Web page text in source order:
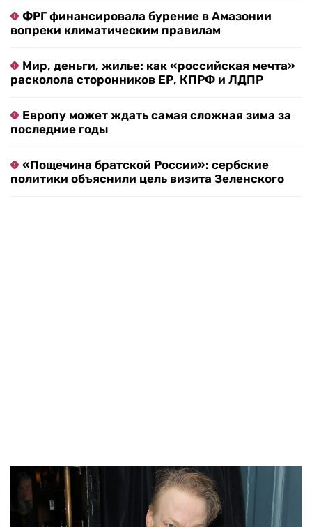
ФРГ финансировала бурение в Амазонии
вопреки климатическим правилам
Мир, деньги, жилье: как «российская мечта»
расколола сторонников ЕР, КПРФ и ЛДПР
Европу может ждать самая сложная зима за
последние годы
«Пощечина братской России»: сербские
политики объяснили цель визита Зеленского